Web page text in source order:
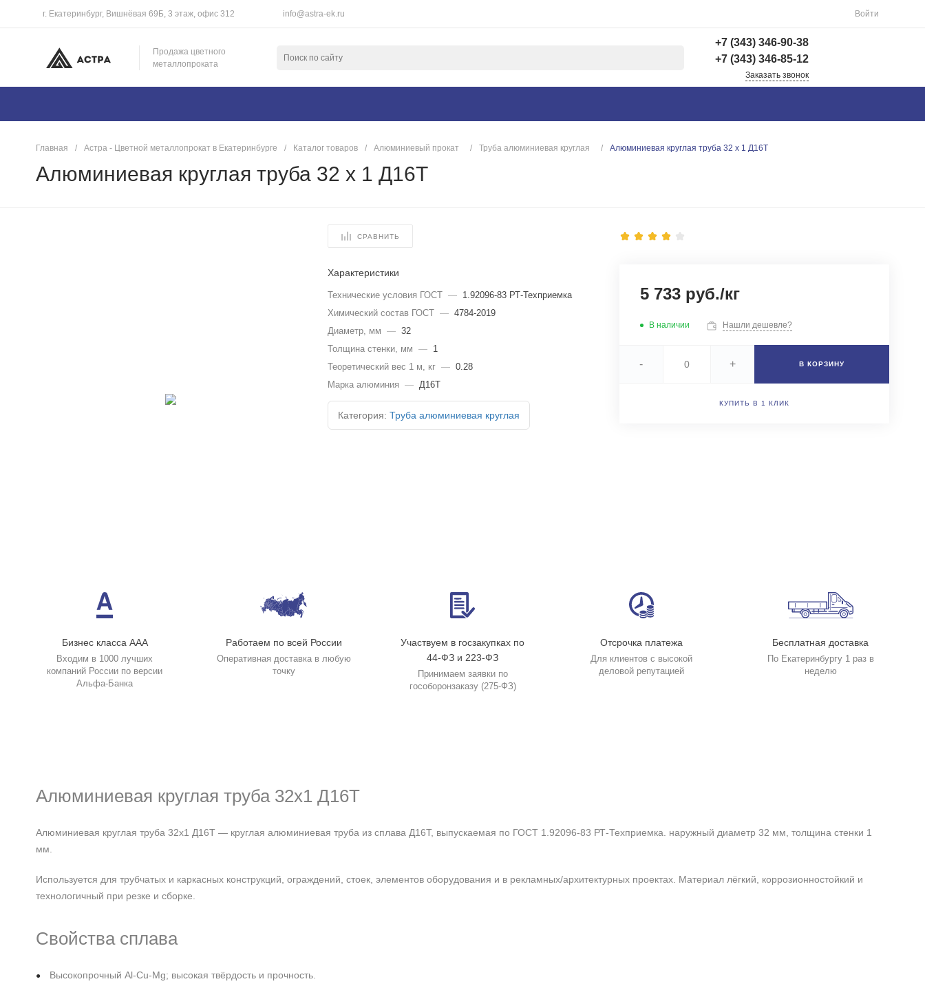
г. Екатеринбург, Вишнёвая 69Б, 3 этаж, офис 312 info@astra-ek.ru Войти
Продажа цветного
металлопроката
+7 (343) 346-90-38
+7 (343) 346-85-12
г. Екатеринбург,
Пн-Пт: 9:00-18:00 Cб-
info@astra-ek.ru
+7 (343) 346-85-12
Чапаева 43
Пн-Чт: 9:00-16:00 (обед
12:00-13:00) Пт: 9:00-
13:00) Сб-Вс: Выходной
info@astra-ek.ru
Заказать звонок
Главная / Астра - Цветной металлопрокат в Екатеринбурге / Каталог товаров / Алюминиевый прокат / Труба алюминиевая круглая / Алюминиевая круглая труба 32 х 1 Д16Т
Алюминиевая круглая труба 32 х 1 Д16Т
СРАВНИТЬ
Характеристики
Технические условия ГОСТ —
1.92096-83 РТ-Техприемка
Химический состав ГОСТ — 4784-2019
Диаметр, мм — 32
Толщина стенки, мм —
1
Теоретический вес 1 м, кг — 0.28
Марка алюминия — Д16Т
Категория: Труба алюминиевая круглая
5 733 руб./кг
В наличии Нашли дешевле?
- + В КОРЗИНУ
КУПИТЬ В 1 КЛИК
Бизнес класса ААА
Входим в 1000 лучших
компаний России по версии
Альфа-Банка
Работаем по всей России
Оперативная доставка в любую
точку
Участвуем в госзакупках по
44-ФЗ и 223-ФЗ
Принимаем заявки по
гособоронзаказу (275-ФЗ)
Отсрочка платежа
Для клиентов с высокой
деловой репутацией
Бесплатная доставка
По Екатеринбургу 1 раз в
неделю
Алюминиевая круглая труба 32х1 Д16Т
Алюминиевая круглая труба 32х1 Д16Т — круглая алюминиевая труба из сплава Д16Т, выпускаемая по ГОСТ 1.92096-83 РТ-Техприемка. наружный диаметр 32 мм, толщина стенки 1
мм.
Используется для трубчатых и каркасных конструкций, ограждений, стоек, элементов оборудования и в рекламных/архитектурных проектах. Материал лёгкий, коррозионностойкий и
технологичный при резке и сборке.
Свойства сплава
Высокопрочный Al‑Cu‑Mg; высокая твёрдость и прочность.